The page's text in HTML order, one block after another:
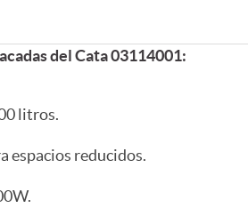
del Cata 03114001:
litros.
espacios reducidos.